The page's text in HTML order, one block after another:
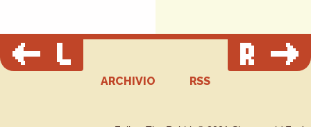
ARCHIVIO RSS